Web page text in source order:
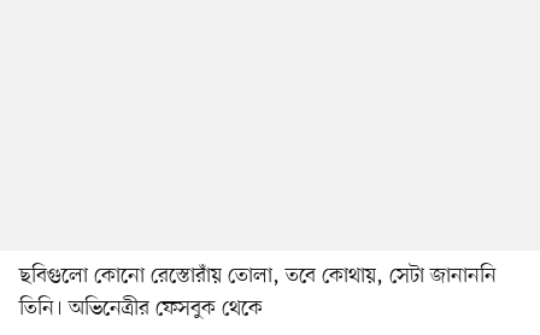
ছবিগুলো কোনো রেস্তোরাঁয় তোলা, তবে কোথায়, সেটা জানাননি
তিনি। অভিনেত্রীর ফেসবুক থেকে